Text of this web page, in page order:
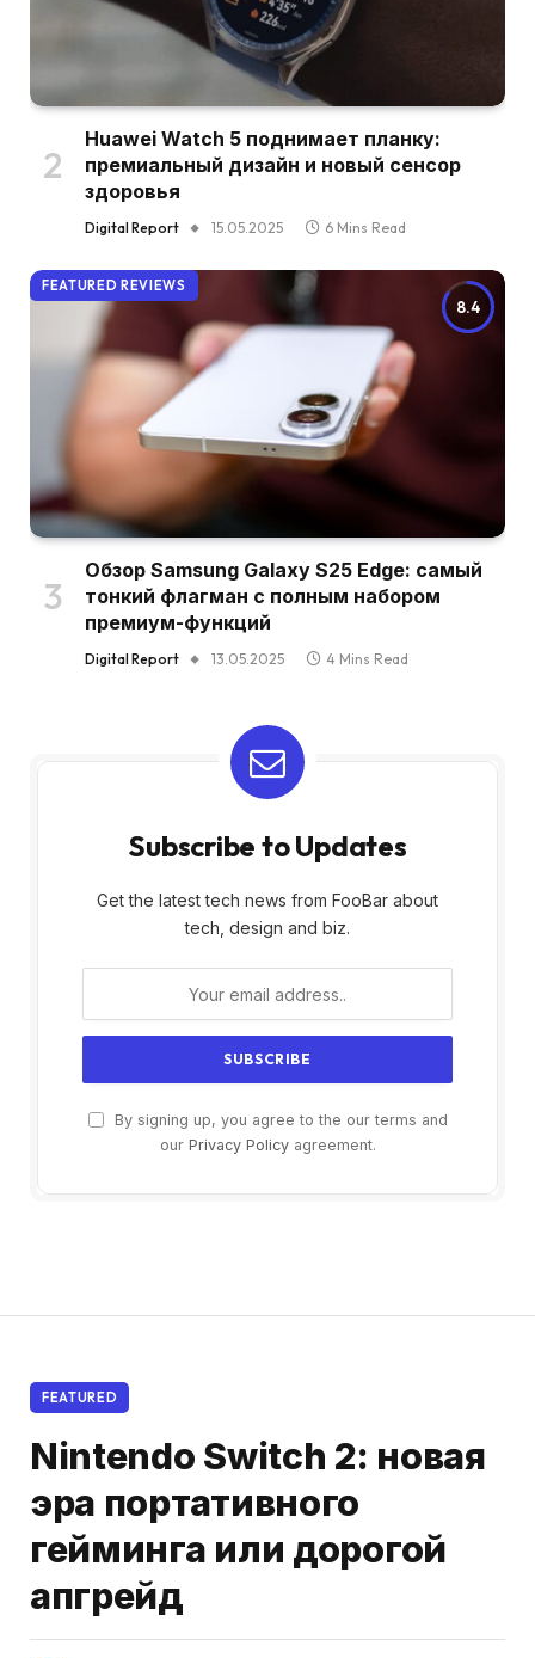
Huawei Watch 5 поднимает планку:
премиальный дизайн и новый сенсор
здоровья
Digital Report 15.05.2025 6 Mins Read
8.4
FEATURED REVIEWS
Обзор Samsung Galaxy S25 Edge: самый
тонкий флагман с полным набором
премиум-функций
Digital Report 13.05.2025 4 Mins Read
Subscribe to Updates
Get the latest tech news from FooBar about
tech, design and biz.
By signing up, you agree to the our terms and
our Privacy Policyagreement.
FEATURED
Nintendo Switch 2: новая
эра портативного
гейминга или дорогой
апгрейд